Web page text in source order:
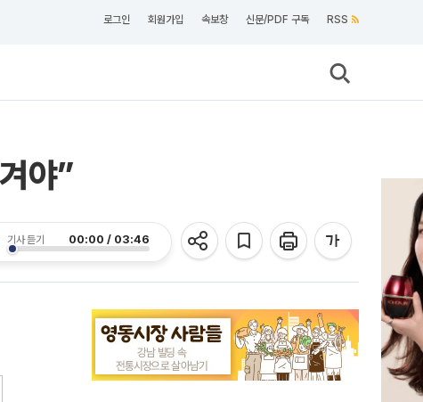
로그인 회원가입 속보창 신문/PDF 구독 RSS
야”
기사 듣기 00:00 / 03:46